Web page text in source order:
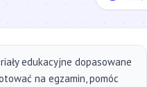
edukacyjne dopasowane
na egzamin, pomóc